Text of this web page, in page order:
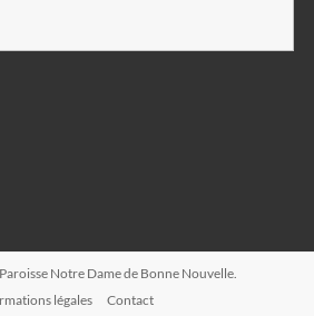
Paroisse Notre Dame de Bonne Nouvelle
légales
Contact